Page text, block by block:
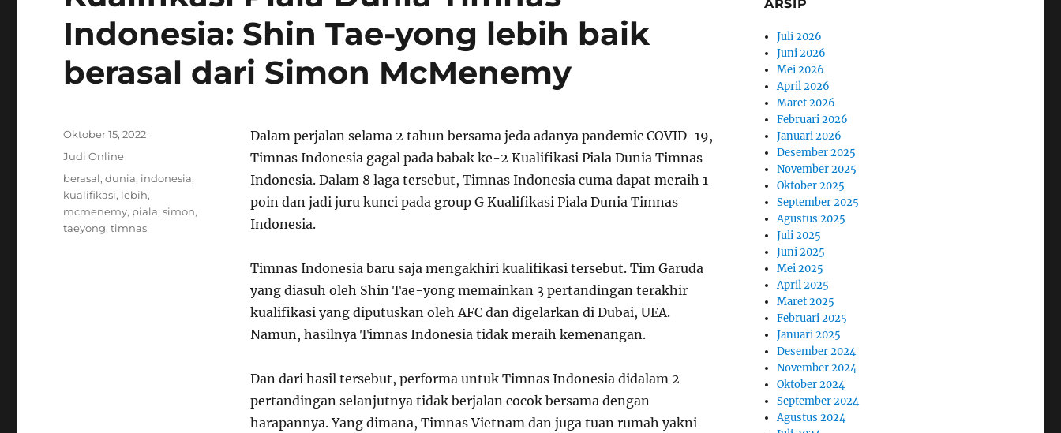
Indonesia: Shin Tae-yong lebih baik
berasal dari Simon McMenemy
Dalam perjalan selama 2 tahun bersama jeda adanya pandemic COVID-19,
Timnas Indonesia gagal pada babak ke-2 Kualifikasi Piala Dunia Timnas
Indonesia. Dalam 8 laga tersebut, Timnas Indonesia cuma dapat meraih 1
poin dan jadi juru kunci pada group G Kualifikasi Piala Dunia Timnas
Indonesia.
Timnas Indonesia baru saja mengakhiri kualifikasi tersebut. Tim Garuda
yang diasuh oleh Shin Tae-yong memainkan 3 pertandingan terakhir
kualifikasi yang diputuskan oleh AFC dan digelarkan di Dubai, UEA.
Namun, hasilnya Timnas Indonesia tidak meraih kemenangan.
Dan dari hasil tersebut, performa untuk Timnas Indonesia didalam 2
pertandingan selanjutnya tidak berjalan cocok bersama dengan
harapannya. Yang dimana, Timnas Vietnam dan juga tuan rumah yakni
Posted
Oktober 15, 2022
Categories
Judi Online
Tags
berasal,dunia, indonesia,
kualifikasi, lebih,
mcmenemy, piala,simon,
taeyong,timnas
ARSIP
Juli 2026
Juni 2026
Mei 2026
April 2026
Maret 2026
Februari 2026
Januari 2026
Desember 2025
November 2025
Oktober 2025
September 2025
Agustus 2025
Juli 2025
Juni 2025
Mei 2025
April 2025
Maret 2025
Februari 2025
Januari 2025
Desember 2024
November 2024
Oktober 2024
September 2024
Agustus 2024